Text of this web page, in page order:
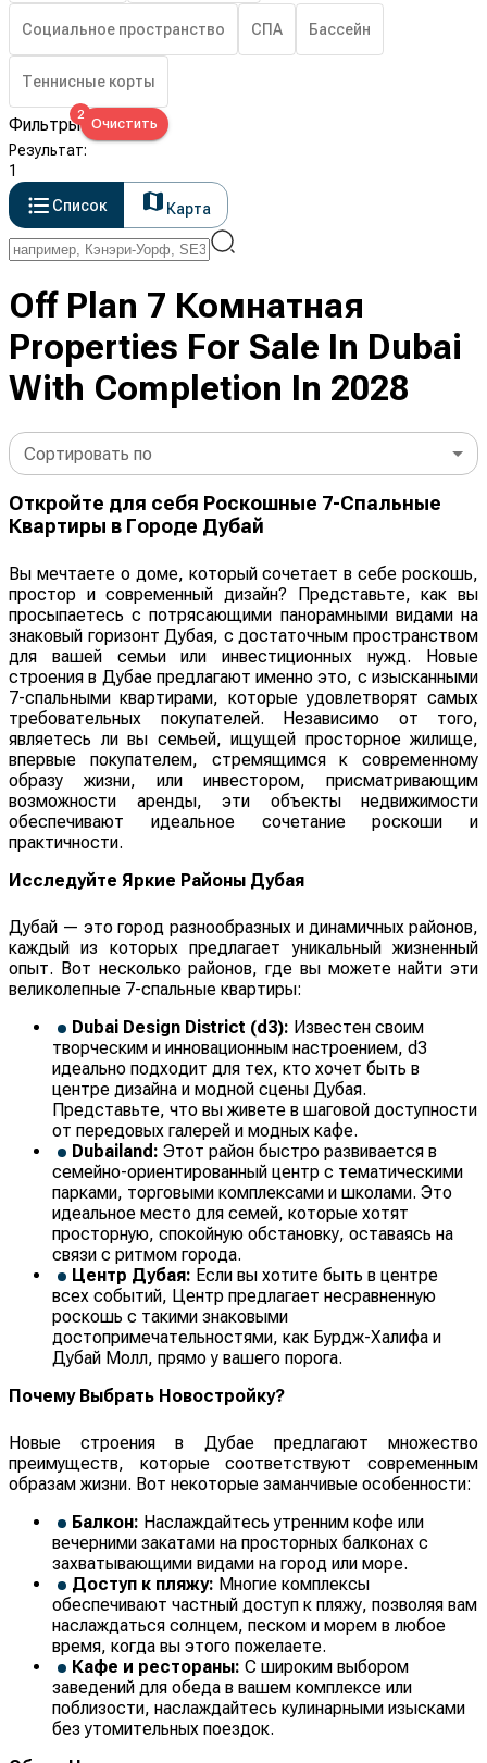
Социальное пространство СПА Бассейн
Теннисные корты
Фильтры2
Очистить
Результат:
1
Список
Карта
Off Plan 7 Комнатная
Properties For Sale In Dubai
With Completion In 2028
Сортировать по
Откройте для себя Роскошные 7-Спальные
Квартиры в Городе Дубай
Вы мечтаете о доме, который сочетает в себе роскошь,
простор и современный дизайн? Представьте, как вы
просыпаетесь с потрясающими панорамными видами на
знаковый горизонт Дубая, с достаточным пространством
для вашей семьи или инвестиционных нужд. Новые
строения в Дубае предлагают именно это, с изысканными
7-спальными квартирами, которые удовлетворят самых
требовательных покупателей. Независимо от того,
являетесь ли вы семьей, ищущей просторное жилище,
впервые покупателем, стремящимся к современному
образу жизни, или инвестором, присматривающим
возможности аренды, эти объекты недвижимости
обеспечивают идеальное сочетание роскоши и
практичности.
Исследуйте Яркие Районы Дубая
Дубай — это город разнообразных и динамичных районов,
каждый из которых предлагает уникальный жизненный
опыт. Вот несколько районов, где вы можете найти эти
великолепные 7-спальные квартиры:
Dubai Design District (d3): Известен своим
творческим и инновационным настроением, d3
идеально подходит для тех, кто хочет быть в
центре дизайна и модной сцены Дубая.
Представьте, что вы живете в шаговой доступности
от передовых галерей и модных кафе.
Dubailand: Этот район быстро развивается в
семейно-ориентированный центр с тематическими
парками, торговыми комплексами и школами. Это
идеальное место для семей, которые хотят
просторную, спокойную обстановку, оставаясь на
связи с ритмом города.
Центр Дубая: Если вы хотите быть в центре
всех событий, Центр предлагает несравненную
роскошь с такими знаковыми
достопримечательностями, как Бурдж-Халифа и
Дубай Молл, прямо у вашего порога.
Почему Выбрать Новостройку?
Новые строения в Дубае предлагают множество
преимуществ, которые соответствуют современным
образам жизни. Вот некоторые заманчивые особенности:
Балкон: Наслаждайтесь утренним кофе или
вечерними закатами на просторных балконах с
захватывающими видами на город или море.
Доступ к пляжу: Многие комплексы
обеспечивают частный доступ к пляжу, позволяя вам
наслаждаться солнцем, песком и морем в любое
время, когда вы этого пожелаете.
Кафе и рестораны: С широким выбором
заведений для обеда в вашем комплексе или
поблизости, наслаждайтесь кулинарными изысками
без утомительных поездок.